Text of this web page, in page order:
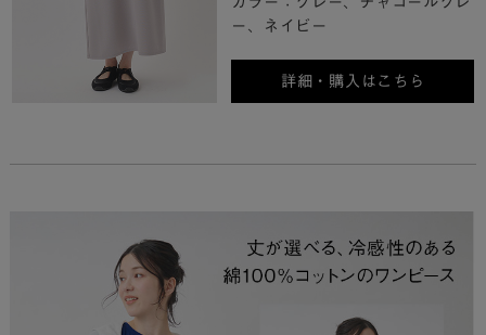
ー、ネイビー
詳細・購入はこちら